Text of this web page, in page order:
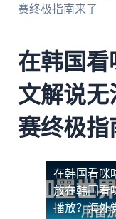
赛终极指南来了
在韩国看
文解说无
赛终极指
在韩国看咪
放在韩国看
播放？海外